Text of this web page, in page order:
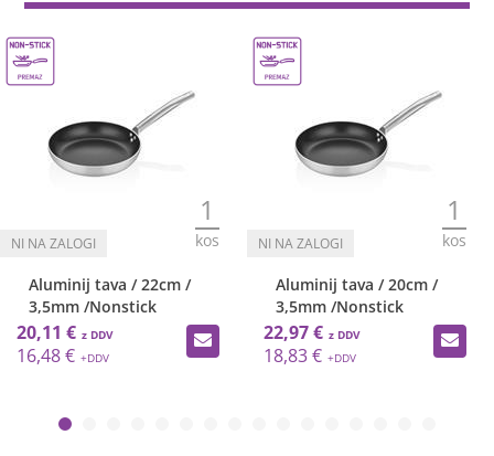
1
kos
Aluminij tava / 22cm /
3,5mm /Nonstick
20,11 €
16,48 €
1
kos
Aluminij tava / 20cm /
3,5mm /Nonstick
22,97 €
18,83 €